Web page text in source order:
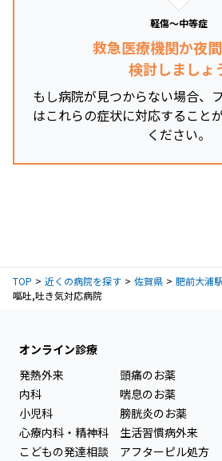
軽傷～中等症
救急医療機関か夜
検討しましょ
もし病院が見つからない場合、
はこれらの症状に対応すること
ください。
TOP 近くの病院を探す 佐賀県
肥前大浦
嘔吐,吐き気対応病院
オンライン診療
発熱外来
内科
小児科
心療内科・精神科
こどもの発達相談
頭痛のお薬
喘息のお薬
膀胱炎のお薬
生活習慣病外来
アフターピル処方